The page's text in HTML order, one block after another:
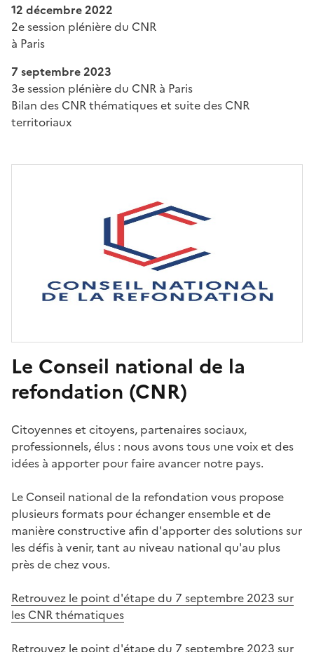
12 décembre 2022
2e session plénière du CNR
à Paris
7 septembre 2023
3e session plénière du CNR à Paris
Bilan des CNR thématiques et suite des CNR
territoriaux
Le Conseil national de la
refondation (CNR)
Citoyennes et citoyens, partenaires sociaux,
professionnels, élus : nous avons tous une voix et des
idées à apporter pour faire avancer notre pays.
Le Conseil national de la refondation vous propose
plusieurs formats pour échanger ensemble et de
manière constructive afin d'apporter des solutions sur
les défis à venir, tant au niveau national qu'au plus
près de chez vous.
Retrouvez le point d'étape du 7 septembre 2023 sur
les CNR thématiques